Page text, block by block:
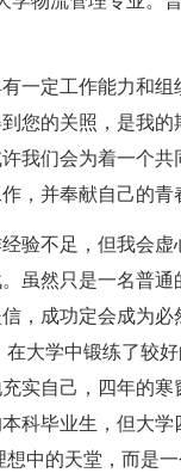
一定工作能力和
您的关照，是我
我们会为着一个
，并奉献自己的青
验不足，但我会虚
虽然只是一名普
，成功定会成为
大学中锻练了较
实自己，四年的
科毕业生，但大
中的天堂，而是